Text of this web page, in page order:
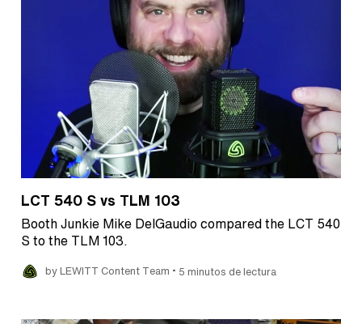
LCT 540 S vs TLM 103
Booth Junkie Mike DelGaudio compared the LCT 540
S to the TLM 103.
by LEWITT Content Team • 5 minutos de lectura